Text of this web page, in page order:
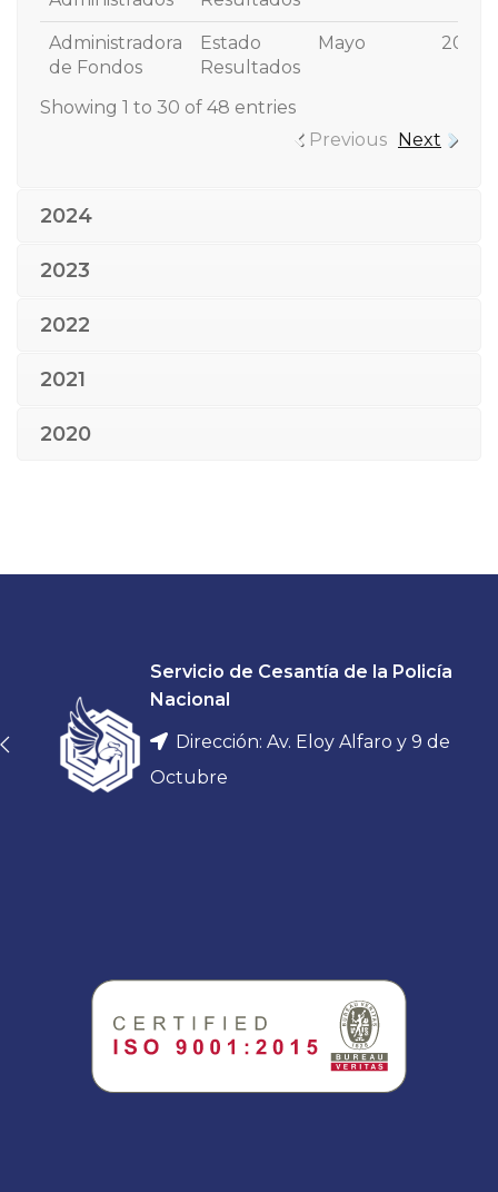
Administradora
de Fondos
Estado
Resultados
Mayo 2025
Showing 1 to 30 of 48 entries
Previous Next
2024
2023
2022
2021
2020
Servicio de Cesantía de la Policía
Nacional
Dirección: Av. Eloy Alfaro y 9 de
Octubre